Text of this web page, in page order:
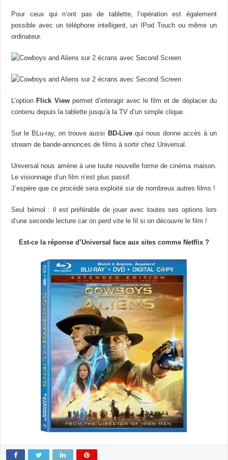
Pour ceux qui n’ont pas de tablette, l’opération est également
possible avec un téléphone intelligent, un IPod Touch ou même un
ordinateur.
L’option Flick View permet d’interagir avec le film et de déplacer du
contenu depuis la tablette jusqu’à la TV d’un simple clique.
Sur le BLu-ray, on trouve aussi BD-Livequi nous donne accès à un
stream de bande-annonces de films à sortir chez Universal.
Universal nous amène à une toute nouvelle forme de cinéma maison.
Le visionnage d’un film n’est plus passif.
J’espère que ce procédé sera exploité sur de nombreux autres films !
Seul bémol : il est préférable de jouer avec toutes ses options lors
d’une seconde lecture car on perd vite le fil si on découvre le film !
Est-ce la réponse d’Universal face aux sites comme Netflix ?